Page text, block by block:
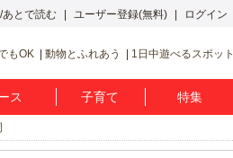
あとで読む ユーザー登録(無料) ログイン
もOK 動物とふれあう 1日中遊べるスポット
ス 子育て 特集